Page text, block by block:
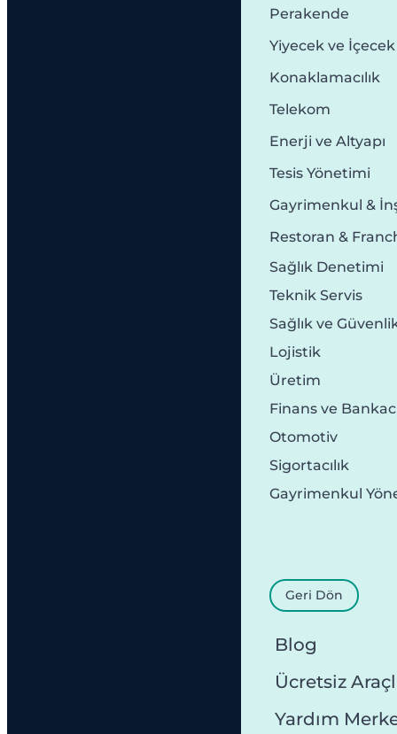
Perakende
Yiyecek ve İçecek
Konaklamacılık
Telekom
Enerji ve Altyapı
Tesis Yönetimi
Gayrimenkul &
Restoran &
Sağlık Denetimi
Teknik Servis
Sağlık ve
Lojistik
Üretim
Finans ve
Otomotiv
Sigortacılık
Gayrimenkul
Geri Dön
Blog
Ücretsiz
Yardım